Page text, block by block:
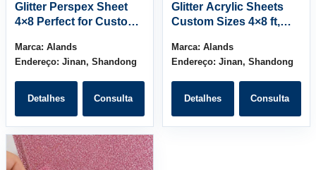
Glitter Perspex Sheet
4×8 Perfect for Custom
Marca: Alands
Endereço: Jinan, Shandong
Detalhes Consulta
Glitter Acrylic Sheets
Custom Sizes 4×8 ft,
Marca: Alands
Endereço: Jinan, Shandong
Detalhes Consulta